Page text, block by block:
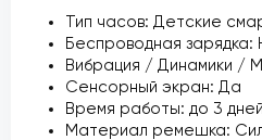
Тип часов: Детские
Беспроводная зарядка:
Вибрация / Динамики /
Сенсорный экран: Да
Время работы: до 3 дней
Материал ремешка: